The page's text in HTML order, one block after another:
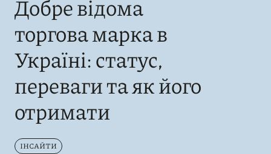
Добре відома
торгова марка в
Україні: статус,
переваги та як його
отримати
ІНСАЙТИ